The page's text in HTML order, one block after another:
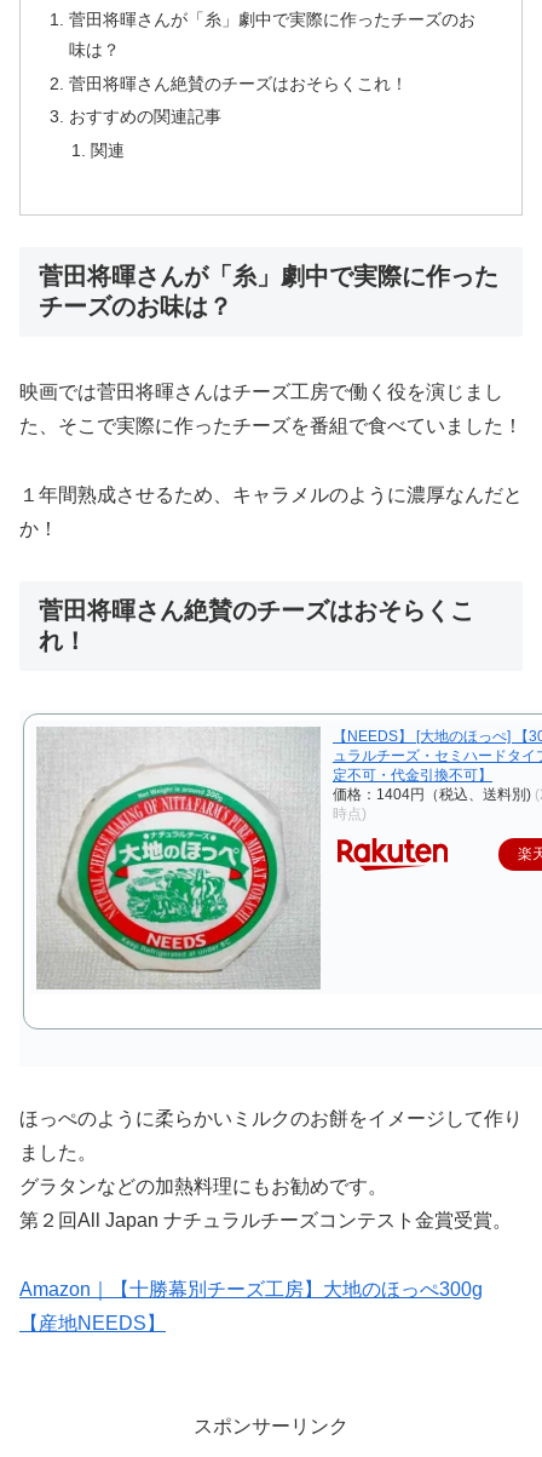
菅田将暉さんが「糸」劇中で実際に作ったチーズのお
味は？
菅田将暉さん絶賛のチーズはおそらくこれ！
おすすめの関連記事
関連
菅田将暉さんが「糸」劇中で実際に作った
チーズのお味は？
映画では菅田将暉さんはチーズ工房で働く役を演じまし
た、そこで実際に作ったチーズを番組で食べていました！
１年間熟成させるため、キャラメルのように濃厚なんだと
か！
菅田将暉さん絶賛のチーズはおそらくこ
れ！
【NEEDS】 [大地のほっぺ] 【
ュラルチーズ・セミハードタイ
定不可・代金引換不可】
価格：1404円（税込、送料別)
時点)
楽
ほっぺのように柔らかいミルクのお餅をイメージして作り
ました。
グラタンなどの加熱料理にもお勧めです。
第２回All Japan ナチュラルチーズコンテスト金賞受賞。
Amazon｜【十勝幕別チーズ工房】大地のほっぺ300g
【産地NEEDS】
スポンサーリンク